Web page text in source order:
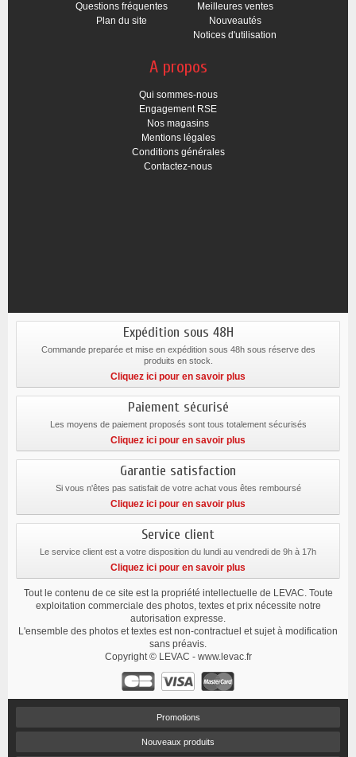
Questions fréquentes
Plan du site
Meilleures ventes
Nouveautés
Notices d'utilisation
A propos
Qui sommes-nous
Engagement RSE
Nos magasins
Mentions légales
Conditions générales
Contactez-nous
Expédition sous 48H
Commande preparée et mise en expédition sous 48h sous réserve des
produits en stock.
Cliquez ici pour en savoir plus
Paiement sécurisé
Les moyens de paiement proposés sont tous totalement sécurisés
Cliquez ici pour en savoir plus
Garantie satisfaction
Si vous n'êtes pas satisfait de votre achat vous êtes remboursé
Cliquez ici pour en savoir plus
Service client
Le service client est a votre disposition du lundi au vendredi de 9h à 17h
Cliquez ici pour en savoir plus
Tout le contenu de ce site est la propriété intellectuelle de LEVAC. Toute
exploitation commerciale des photos, textes et prix nécessite notre
autorisation expresse.
L'ensemble des photos et textes est non-contractuel et sujet à modification
sans préavis.
Copyright © LEVAC - www.levac.fr
Promotions
Nouveaux produits